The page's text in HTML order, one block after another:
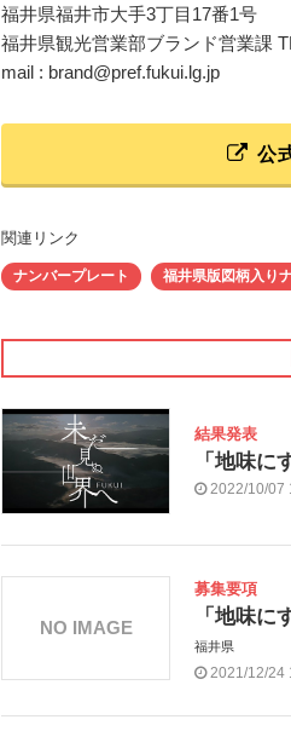
福井県福井市大手3丁目17番1号
福井県観光営業部ブランド営業課
mail : brand@pref.fukui.lg.jp
公
関連リンク
ナンバープレート 福井県版図柄入り
結果発表
「地味に
2022/10/07
募集要項
「地味に
福井県
2021/12/24
NO IMAGE